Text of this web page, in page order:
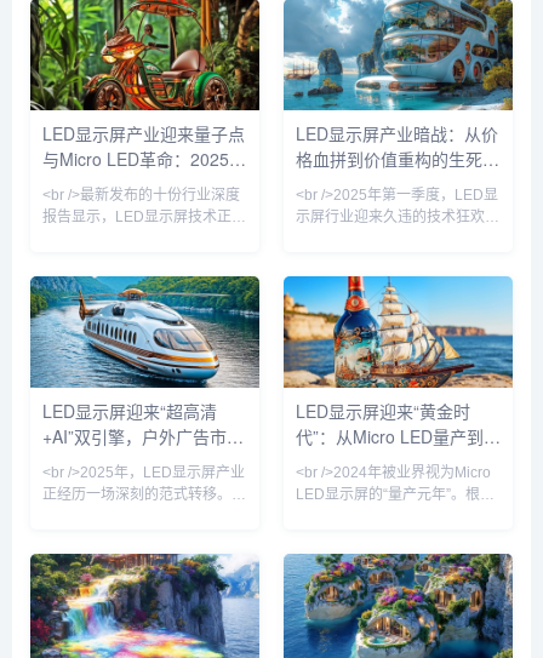
而新一代Micro LED芯片尺寸缩
小至50微米以下，实现了每平
方米超过100万像素的超高密度
排列。三星、京东方等巨头已展
出透明Micro LED样机，其透光
率超过60%，可直接贴附于玻璃
幕墙，让建筑本身成为巨型显示
器。更值得关注的是，巨量转移
信号：传统的“像素密度竞赛”已
让位于“光效智能化”与“场景融合
度”的较量。量子点（Quantum
Dot）增强型LED显示屏在色域
覆盖率上突破了Rec.2020标准
的98.7%，而Micro LED在商用
大屏领域的良率首次跨过80%门
槛。这意味着，LED显示屏不再
LED显示屏产业迎来量子点
与Micro LED革命：2025年
市场格局重塑
<br />最新发布的十份行业深度
报告显示，LED显示屏技术正经
（Quantum Dot）与Micro LED
的融合成为最炙手可热的赛道。
据《显示技术周刊》援引的实验
室数据，采用钙钛矿量子点增强
膜的Micro LED面板，其峰值亮
度已突破10,000尼特，色域覆
盖率高达BT.2020标准的
98.7%，较传统LED显示屏提升
LED显示屏产业暗战：从价
格血拼到价值重构的生死转
折
<br />2025年第一季度，LED显
示屏行业迎来久违的技术狂欢。
的透明显示屏新品，像素间距首
次突破0.3毫米关卡，亮度却较
传统OLED提升三倍以上。这一
被业界誉为“终极显示”的技术，
终于从实验室走向量产线。据供
应链消息，苹果公司已秘密采购
大量Micro LED巨量转移设备，
用于下一代可穿戴设备屏幕。与
灿
LED显示屏迎来“超高清
+AI”双引擎，户外广告市场
格局重塑
<br />2025年，LED显示屏产业
正经历一场深刻的范式转移。记
备竞赛”已告一段落，取而代之
的是“超高清显示+AI内容生成
+物联网交互”的三位一体竞争。
在刚刚结束的ISLE 2025展会
上，多家头部厂商不约而同地推
LED显示屏迎来“黄金时
代”：从Micro LED量产到AI
驱动的户外广告革命
<br />2024年被业界视为Micro
LED显示屏的“量产元年”。根据
厂商的Micro LED芯片良率已突
破99.9%，巨量转移成本在过去
18个月内下降了62%。这意味
着曾经动辄百万元级的Micro
LED大屏，如今在高端商用市场